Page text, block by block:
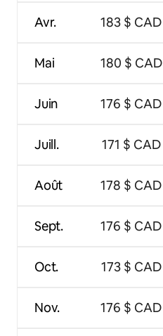
Avr.
Mai
Juin
Juill.
Août
Sept.
Oct.
Nov.
183 $ CAD
180 $ CAD
176 $ CAD
171 $ CAD
178 $ CAD
176 $ CAD
173 $ CAD
176 $ CAD